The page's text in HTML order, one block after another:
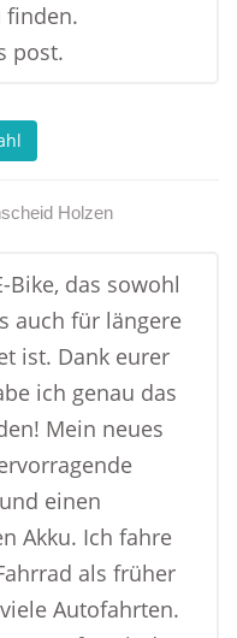
finden.
post.
Holzen
Bike, das sowohl
auch für längere
ist. Dank eurer
ich genau das
Mein neues
einen
Akku. Ich fahre
als früher
Autofahrten.